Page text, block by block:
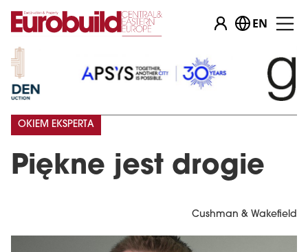
EN
Piękne jest drogie
OKIEM EKSPERTA
Cushman & Wakefield